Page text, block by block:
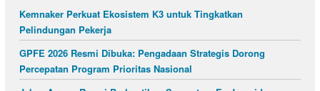
Kemnaker Perkuat Ekosistem K3 untuk Tingkatkan
Pelindungan Pekerja
GPFE 2026 Resmi Dibuka: Pengadaan Strategis Dorong
Percepatan Program Prioritas Nasional